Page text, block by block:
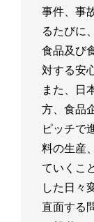
事件、事
るたびに
食品及び
対する安
また、日
方、食品
ピッチで
料の生産
ていくこ
した日々
直面する